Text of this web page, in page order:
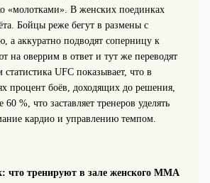
«молотками». В женских поединках
Бойцы реже бегут в размены с
а аккуратно подводят соперницу к
на оверрим в ответ и тут же переводят
UFC показывает, что в
процент боёв, доходящих до решения,
%, что заставляет тренеров уделять
кардио и управлению темпом.
что тренируют в зале женского ММА